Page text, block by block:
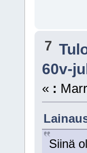
7
60v-
« :
Siinä